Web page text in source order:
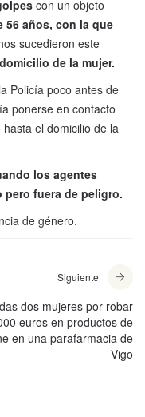
con un objeto
56 años, con la que
sucedieron este
de la mujer.
Policía poco antes de
ponerse en contacto
el domicilio de la
los agentes
fuera de peligro.
de género.
Siguiente
dos mujeres por robar
euros en productos de
en una parafarmacia de
Vigo